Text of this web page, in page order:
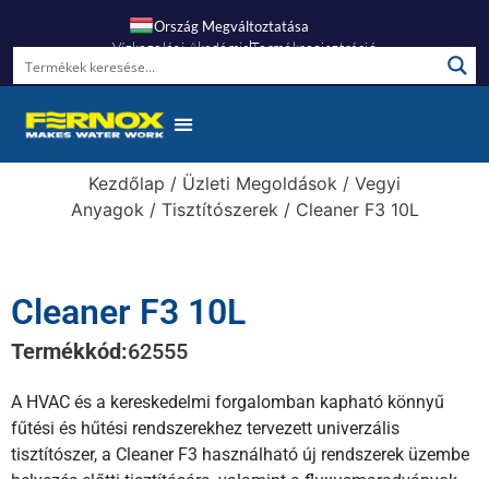
Ország Megváltoztatása
Vízkezelési AkadémiaTermékregisztráció
Kezdőlap / Üzleti Megoldások / Vegyi
Anyagok/ Tisztítószerek/ Cleaner F3 10L
Cleaner F3 10L
Termékkód:62555
A HVAC és a kereskedelmi forgalomban kapható könnyű
fűtési és hűtési rendszerekhez tervezett univerzális
tisztítószer, a Cleaner F3 használható új rendszerek üzembe